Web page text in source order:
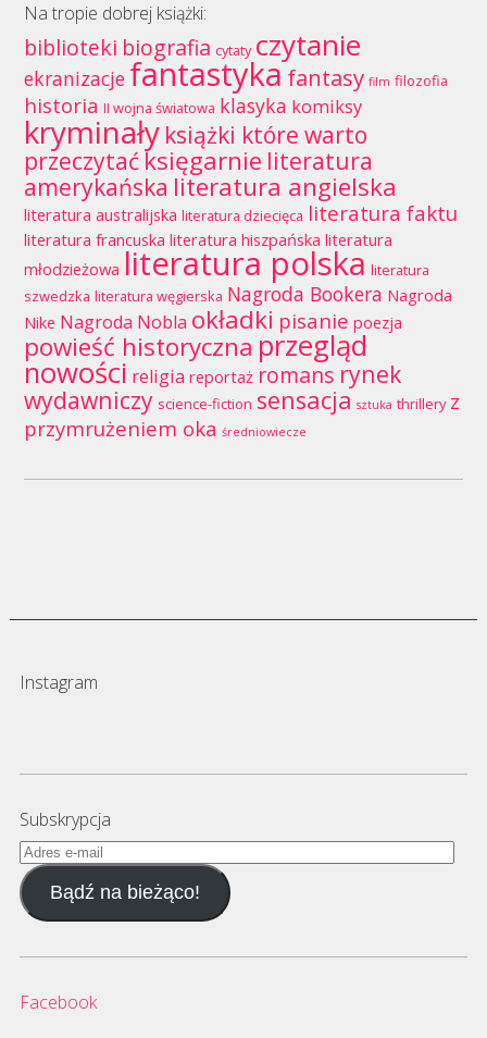
Na tropie dobrej książki:
biblioteki biografia cytaty czytanie
ekranizacje fantastykafantasy film filozofia
historia II wojna światowa klasyka komiksy
kryminały książki które warto
przeczytaćksięgarnie literatura
amerykańska literatura angielska
literatura australijska literatura dziecięca literatura faktu
literatura francuska literatura hiszpańska literatura
młodzieżowa literatura polska literatura
szwedzka literatura węgierska Nagroda Bookera Nagroda
Nike Nagroda Nobla okładki pisanie poezja
powieść historyczna przegląd
nowości religia reportaż romans rynek
wydawniczy science-fiction sensacja sztuka thrillery z
przymrużeniem oka średniowiecze
Instagram
Subskrypcja
Adres
e-
mailBądź na bieżąco!
Facebook